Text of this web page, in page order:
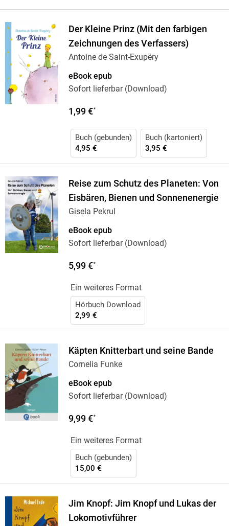
Der Kleine Prinz (Mit den farbigen
Zeichnungen des Verfassers)
Antoine de Saint-Exupéry
eBook epub
Sofort lieferbar (Download)
1,99 €*
Buch (gebunden)
4,95 €
Buch (kartoniert)
3,95 €
Reise zum Schutz des Planeten: Von
Eisbären, Bienen und Sonnenenergie
Gisela Pekrul
eBook epub
Sofort lieferbar (Download)
5,99 €*
Ein weiteres Format
Hörbuch Download
2,99 €
Käpten Knitterbart und seine Bande
Cornelia Funke
eBook epub
Sofort lieferbar (Download)
9,99 €*
Ein weiteres Format
Buch (gebunden)
15,00 €
Jim Knopf: Jim Knopf und Lukas der
Lokomotivführer